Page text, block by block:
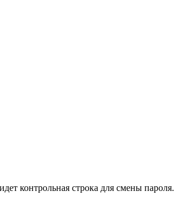
контрольная строка для смены пароля.